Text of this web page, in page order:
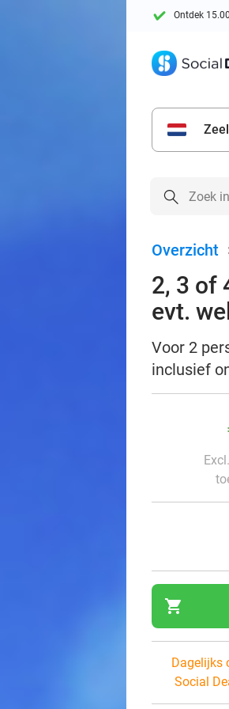
Ontdek
Overzicht
2, 3 of
evt.
Voor 2
inclusief
shopping_cart
Dagelijks
Social